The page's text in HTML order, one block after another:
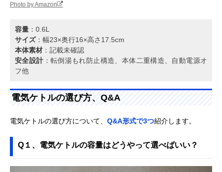
Photo by Amazon
容量 ：0.6L
サイズ：幅23×奥行16×高さ17.5cm
本体素材 ：記載未確認
安全設計 ：転倒湯もれ防止構造、本体二重構造、自動電源オ
フ他
電気ケトルの選び方、Q&A
電気ケトルの選び方について、 Q&A形式で3つ紹介します。
Q１、電気ケトルの容量はどうやって選べばいい？